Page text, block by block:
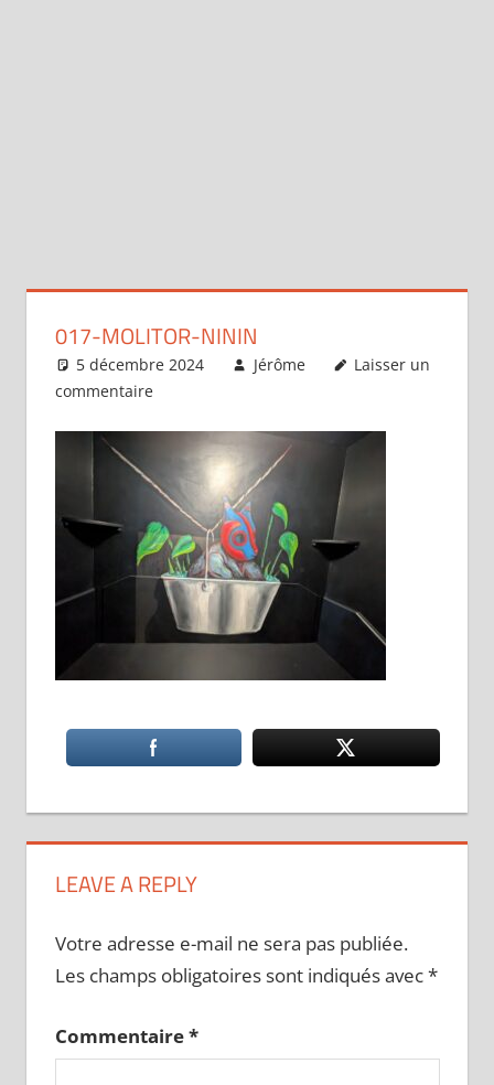
017-MOLITOR-NININ
5 décembre 2024 Jérôme
Laisser un
commentaire
LEAVE A REPLY
Votre adresse e-mail ne sera pas publiée.
Les champs obligatoires sont indiqués avec*
Commentaire*